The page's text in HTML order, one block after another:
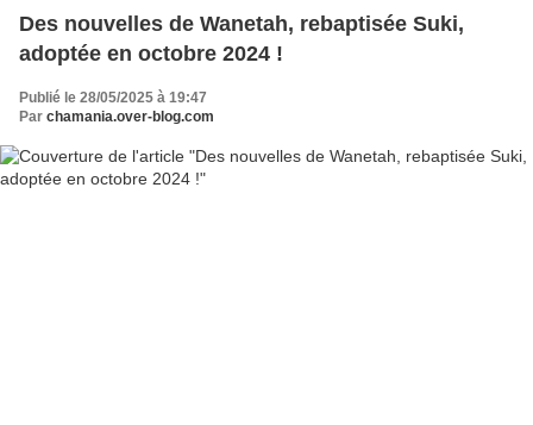
Des nouvelles de Wanetah, rebaptisée Suki,
adoptée en octobre 2024 !
Publié le 28/05/2025 à 19:47
Par chamania.over-blog.com